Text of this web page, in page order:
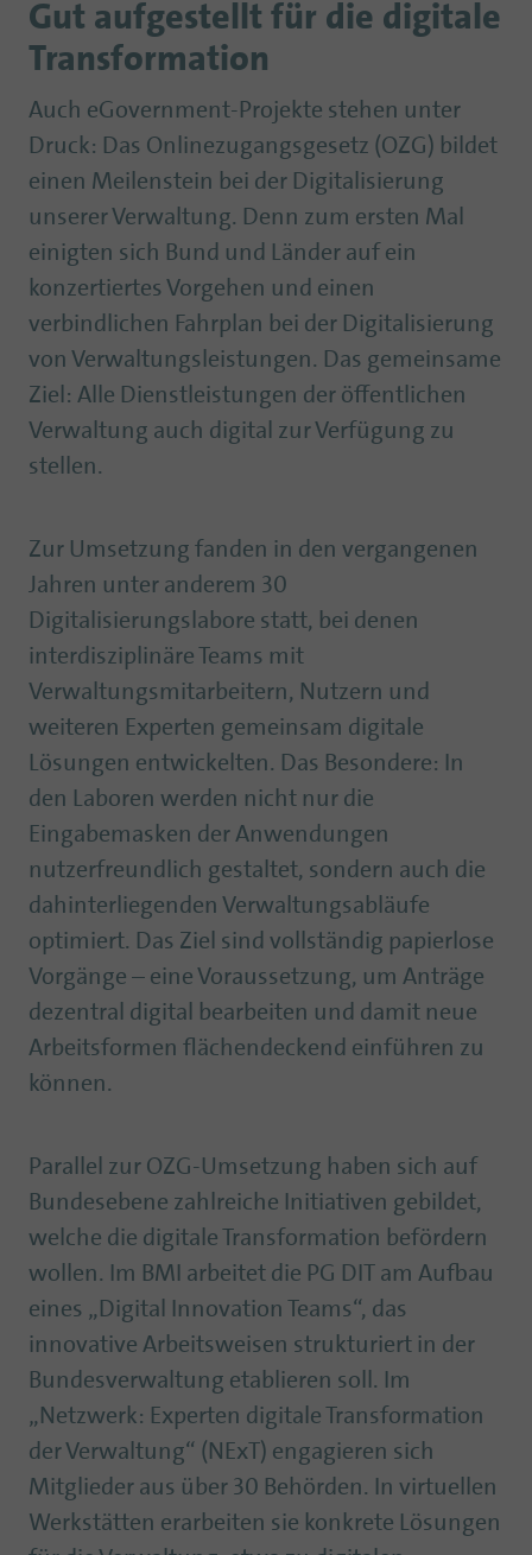
Gut aufgestellt für die digitale
Transformation
Auch eGovernment-Projekte stehen unter
Druck: Das Onlinezugangsgesetz (OZG) bildet
einen Meilenstein bei der Digitalisierung
unserer Verwaltung. Denn zum ersten Mal
einigten sich Bund und Länder auf ein
konzertiertes Vorgehen und einen
verbindlichen Fahrplan bei der Digitalisierung
von Verwaltungsleistungen. Das gemeinsame
Ziel: Alle Dienstleistungen der öffentlichen
Verwaltung auch digital zur Verfügung zu
stellen.
Zur Umsetzung fanden in den vergangenen
Jahren unter anderem 30
Digitalisierungslabore statt, bei denen
interdisziplinäre Teams mit
Verwaltungsmitarbeitern, Nutzern und
weiteren Experten gemeinsam digitale
Lösungen entwickelten. Das Besondere: In
den Laboren werden nicht nur die
Eingabemasken der Anwendungen
nutzerfreundlich gestaltet, sondern auch die
dahinterliegenden Verwaltungsabläufe
optimiert. Das Ziel sind vollständig papierlose
Vorgänge – eine Voraussetzung, um Anträge
dezentral digital bearbeiten und damit neue
Arbeitsformen flächendeckend einführen zu
können.
Parallel zur OZG-Umsetzung haben sich auf
Bundesebene zahlreiche Initiativen gebildet,
welche die digitale Transformation befördern
wollen. Im BMI arbeitet die PG DIT am Aufbau
eines „Digital Innovation Teams“, das
innovative Arbeitsweisen strukturiert in der
Bundesverwaltung etablieren soll. Im
„Netzwerk: Experten digitale Transformation
der Verwaltung“ (NExT) engagieren sich
Mitglieder aus über 30 Behörden. In virtuellen
Werkstätten erarbeiten sie konkrete Lösungen